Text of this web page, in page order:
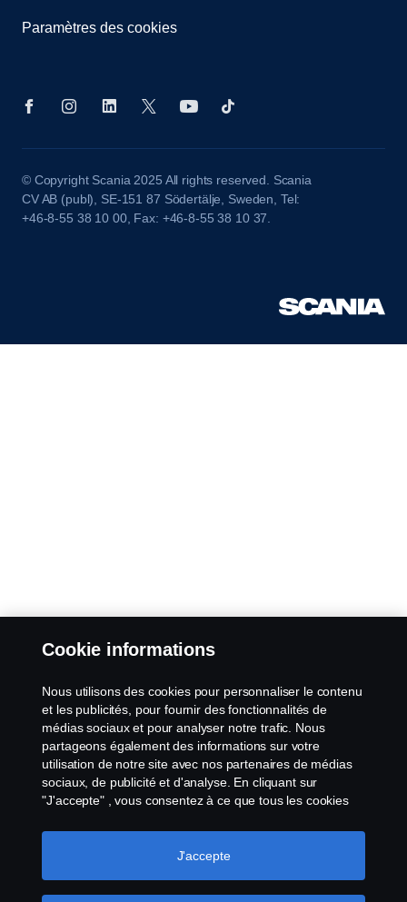
Paramètres des cookies
© Copyright Scania 2025 All rights reserved. Scania
CV AB (publ), SE-151 87 Södertälje, Sweden, Tel:
+46-8-55 38 10 00, Fax: +46-8-55 38 10 37.
Cookie informations
Nous utilisons des cookies pour personnaliser le contenu
et les publicités, pour fournir des fonctionnalités de
médias sociaux et pour analyser notre trafic. Nous
partageons également des informations sur votre
utilisation de notre site avec nos partenaires de médias
sociaux, de publicité et d'analyse. En cliquant sur
"J'accepte" , vous consentez à ce que tous les cookies
Vous pouvez également gérer vos cookies en cliquant
sur "Paramètres des cookies" et en sélectionnant les
J'accepte